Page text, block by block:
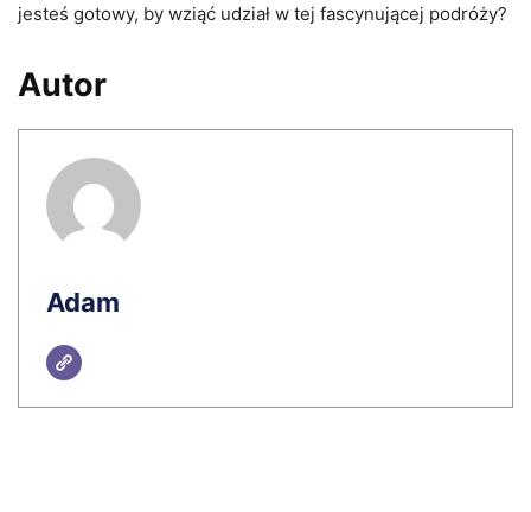
jesteś gotowy, by wziąć udział w tej fascynującej podróży?
Autor
Adam